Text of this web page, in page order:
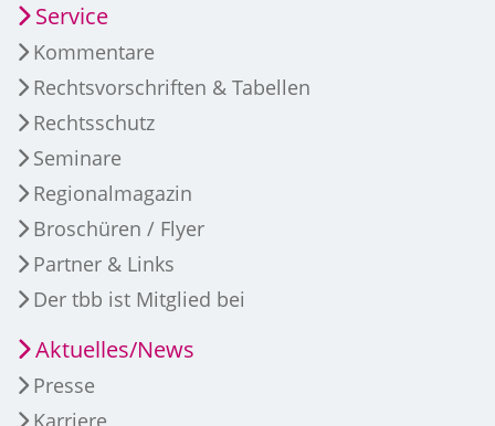
Service
Kommentare
Rechtsvorschriften & Tabellen
Rechtsschutz
Seminare
Regionalmagazin
Broschüren / Flyer
Partner & Links
Der tbb ist Mitglied bei
Aktuelles/News
Presse